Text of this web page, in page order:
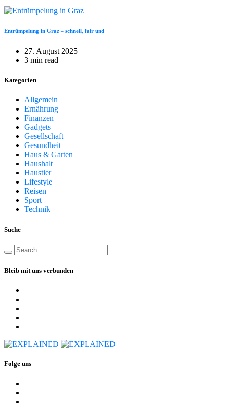
Entrümpelung in Graz – schnell, fair und
27. August 2025
3 min read
Kategorien
Allgemein
Ernährung
Finanzen
Gadgets
Gesellschaft
Gesundheit
Haus & Garten
Haushalt
Haustier
Lifestyle
Reisen
Sport
Technik
Suche
Bleib mit uns verbunden
Folge uns